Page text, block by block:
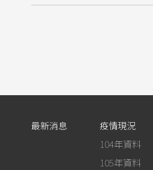
最新消息
疫情現況
104年資料
105年資料